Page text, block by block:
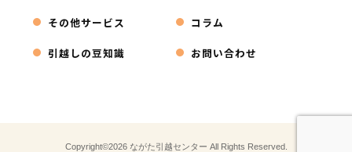
その他サービス コラム
引越しの豆知識 お問い合わせ
Copyright©2026 ながた引越センター All Rights Reserved.